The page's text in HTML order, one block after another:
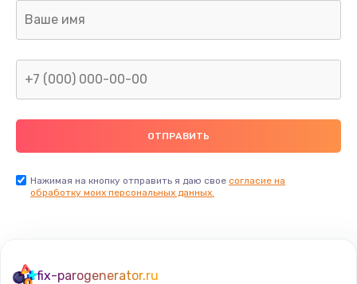
Нажимая на кнопку отправить я даю свое согласие на
обработку моих персональных данных.
fix-parogenerator.ru